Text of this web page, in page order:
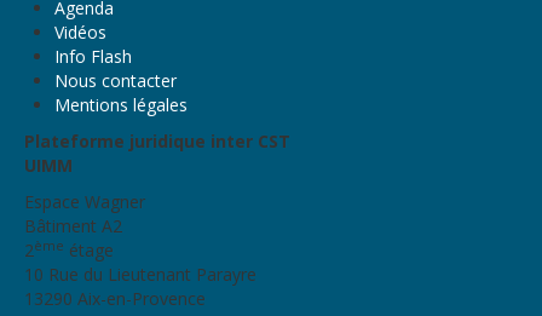
Agenda
Vidéos
Info Flash
Nous contacter
Mentions légales
Plateforme juridique inter CST
UIMM
Espace Wagner
Bâtiment A2
2ème étage
10 Rue du Lieutenant Parayre
13290 Aix-en-Provence